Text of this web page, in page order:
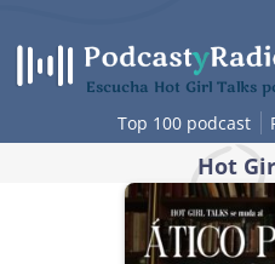
contenido
Escucha Hot Girl Talks
Top 100 podcast
Hot